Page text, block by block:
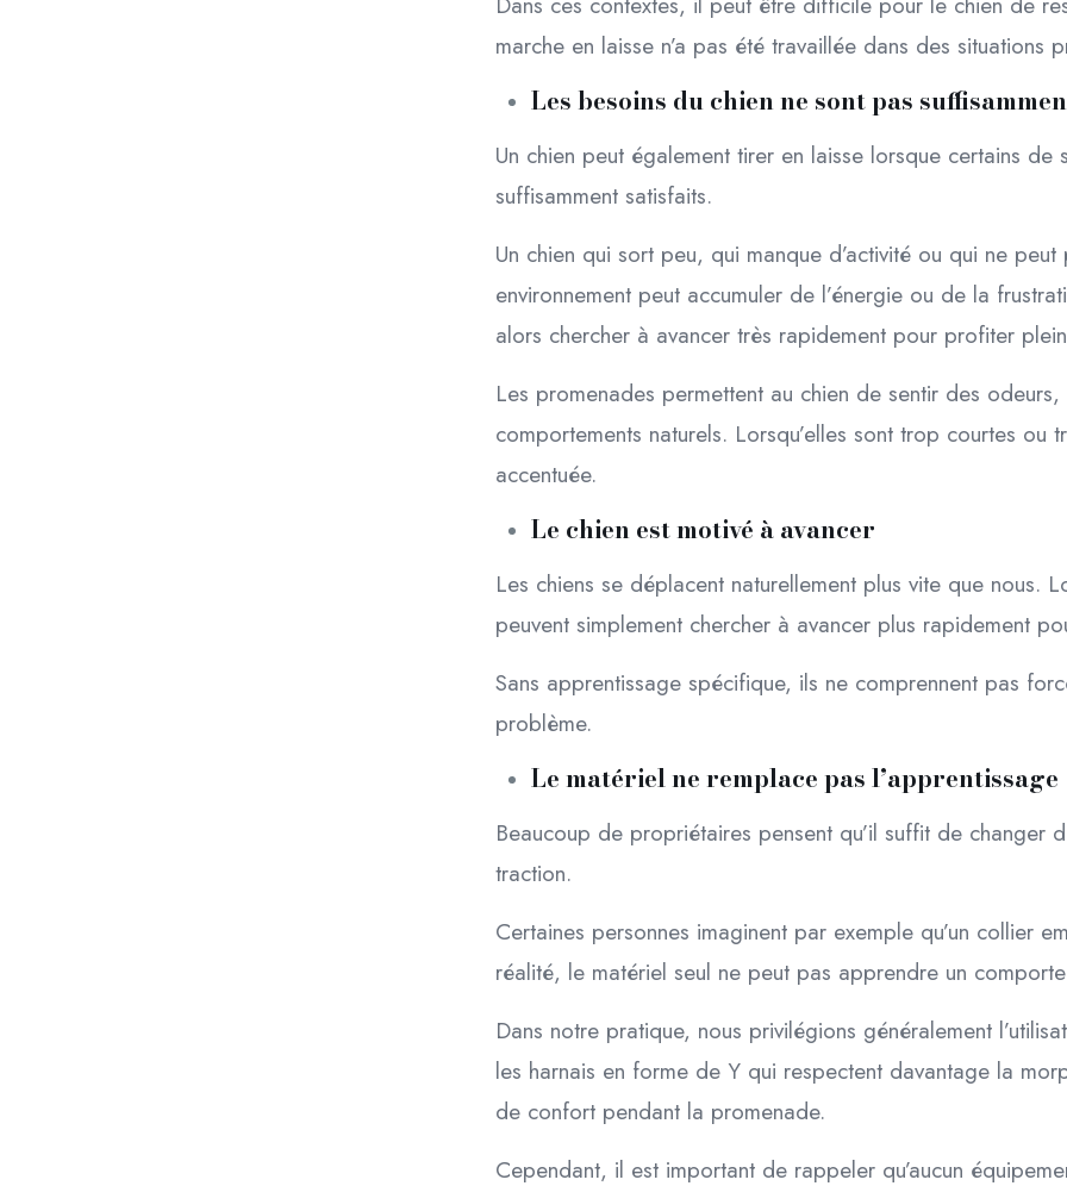
marche en laisse n’a pas été travaillée dans des situations
Les besoins du chien ne sont pas
Un chien peut également tirer en laisse lorsque certains
suffisamment satisfaits.
Un chien qui sort peu, qui manque d’activité ou qui ne
environnement peut accumuler de l’énergie ou de la
alors chercher à avancer très rapidement pour profiter
Les promenades permettent au chien de sentir des odeurs,
comportements naturels. Lorsqu’elles sont trop courtes
accentuée.
Le chien est motivé à avancer
Les chiens se déplacent naturellement plus vite que nous.
peuvent simplement chercher à avancer plus rapidement
Sans apprentissage spécifique, ils ne comprennent pas
problème.
Le matériel ne remplace pas l’apprentissage
Beaucoup de propriétaires pensent qu’il suffit de
traction.
Certaines personnes imaginent par exemple qu’un collier
réalité, le matériel seul ne peut pas apprendre un
Dans notre pratique, nous privilégions généralement
les harnais en forme de Y qui respectent davantage la
de confort pendant la promenade.
Cependant, il est important de rappeler qu’aucun